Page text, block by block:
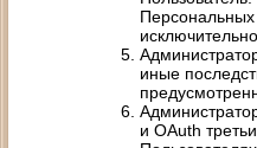
иные
и OAuth